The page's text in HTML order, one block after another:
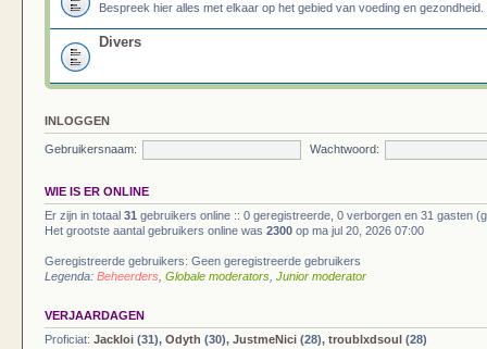
Bespreek hier alles met elkaar op het gebied van voeding en gezondheid.
Divers
INLOGGEN
Gebruikersnaam: Wachtwoord:
WIE IS ER ONLINE
Er zijn in totaal 31 gebruikers online :: 0 geregistreerde, 0 verborgen en 31 gasten
Het grootste aantal gebruikers online was 2300 op ma jul 20, 2026 07:00
Geregistreerde gebruikers: Geen geregistreerde gebruikers
Legenda: Beheerders Globale moderators Junior moderator
VERJAARDAGEN
Proficiat: Jackloi (31), Odyth (30), JustmeNici (28), troublxdsoul (28)